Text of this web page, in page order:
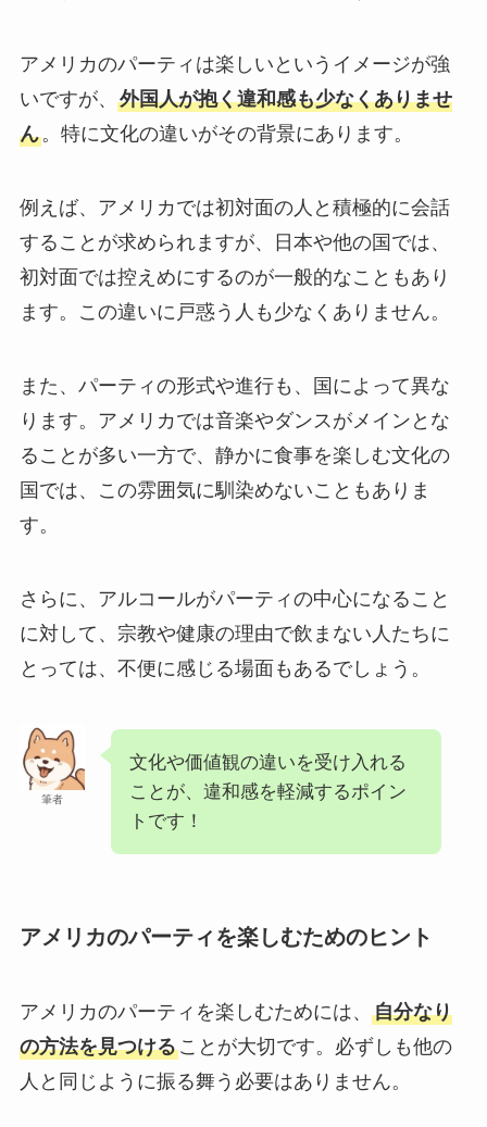
アメリカのパーティは楽しいというイメージが強
いですが、 外国人が抱く違和感も少なくありませ
ん。特に文化の違いがその背景にあります。
例えば、アメリカでは初対面の人と積極的に会話
することが求められますが、日本や他の国では、
初対面では控えめにするのが一般的なこともあり
ます。この違いに戸惑う人も少なくありません。
また、パーティの形式や進行も、国によって異な
ります。アメリカでは音楽やダンスがメインとな
ることが多い一方で、静かに食事を楽しむ文化の
国では、この雰囲気に馴染めないこともありま
す。
さらに、アルコールがパーティの中心になること
に対して、宗教や健康の理由で飲まない人たちに
とっては、不便に感じる場面もあるでしょう。
筆者
文化や価値観の違いを受け入れる
ことが、違和感を軽減するポイン
トです！
アメリカのパーティを楽しむためのヒント
アメリカのパーティを楽しむためには、 自分なり
の方法を見つけることが大切です。必ずしも他の
人と同じように振る舞う必要はありません。